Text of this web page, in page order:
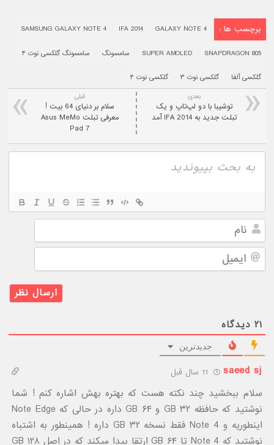
برچسب ها : GALAXY NOTE 4
IFA 2014
SAMSUNG GALAXY NOTE 4
SNAPDRAGON 805
SUPER AMOLED سامسونگ سامسونگ گلکسی نوت ۴
گلکسی آلفا گلکسی نوت ۳ گلکسی نوت ۴
قبلی
سلام بر دنیای 64 بیت !
معرفی تبلت Asus MeMo
Pad 7
بعدی:
توشیبا با دو لپ‌تاپ و یک
تبلت جدید به IFA 2014 آمد
نام
۲۱ دیدگاه
جدیدترین
saeed sj
سلام ببخشید چند نکته هست که بهتره بهش اشاره کنم ! شما
نوشتید که حافظه ۳۲ GB و ۶۴ GB داره در حالی که Note Edge
اینطوریه و Note 4 فقط نسخه ۳۲ GB داره ! همینطور به اشتباه
نوشتید که Note 4 تا ۶۴ GB ارتقا پیدا میکند که در اصل ۱۲۸ GB